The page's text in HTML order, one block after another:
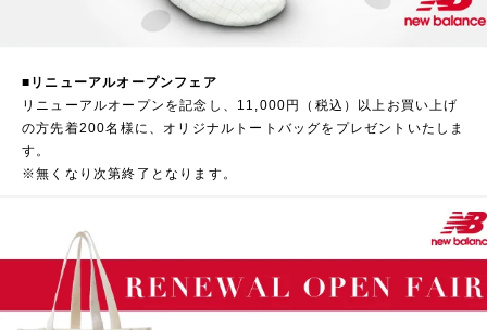
■リニューアルオープンフェア
リニューアルオープンを記念し、11,000円（税込）以上お買い上げ
の方先着200名様に、オリジナルトートバッグをプレゼントいたしま
す。
※無くなり次第終了となります。